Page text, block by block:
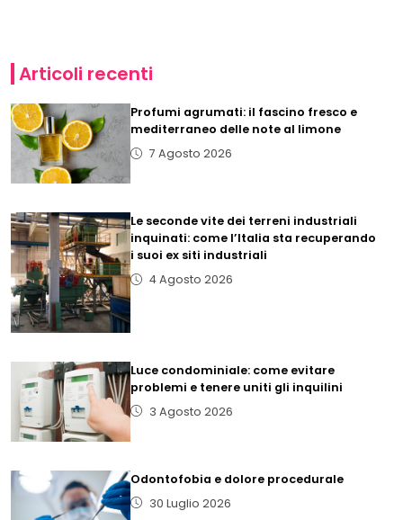
Articoli recenti
Profumi agrumati: il fascino fresco e
mediterraneo delle note al limone
7 Agosto 2026
Le seconde vite dei terreni industriali
inquinati: come l’Italia sta recuperando
i suoi ex siti industriali
4 Agosto 2026
Luce condominiale: come evitare
problemi e tenere uniti gli inquilini
3 Agosto 2026
Odontofobia e dolore procedurale
30 Luglio 2026